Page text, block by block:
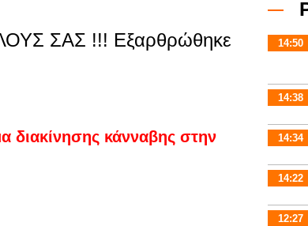
ΣΑΣ !!! Εξαρθρώθηκε
κάνναβης στην
14:50
14:38
14:34
14:22
12:27